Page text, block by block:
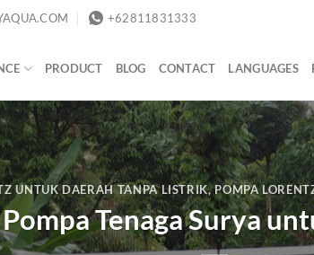
+62811831333
PRODUCT BLOG CONTACT LANGUAGES
UNTUK DAERAH TANPA LISTRIK,POMPA
Tenaga Surya